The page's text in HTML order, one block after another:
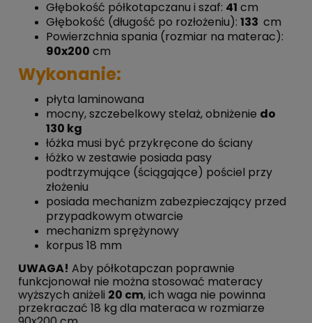
Głębokość półkotapczanu i szaf: 41 cm
Głębokość (długość po rozłożeniu): 133 cm
Powierzchnia spania (rozmiar na materac):
90x200 cm
Wykonanie:
płyta laminowana
mocny, szczebelkowy stelaż, obniżenie do
130 kg
łóżka musi być przykręcone do ściany
łóżko w zestawie posiada pasy
podtrzymujące (ściągające) pościel przy
złożeniu
posiada mechanizm zabezpieczający przed
przypadkowym otwarcie
mechanizm sprężynowy
korpus 18 mm
UWAGA! Aby półkotapczan poprawnie
funkcjonował nie można stosować materacy
wyższych aniżeli 20 cm, ich waga nie powinna
przekraczać 18 kg dla materaca w rozmiarze